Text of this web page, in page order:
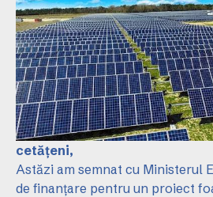
cetățeni,
Astăzi am semnat cu Ministerul
de finanțare pentru un proiect